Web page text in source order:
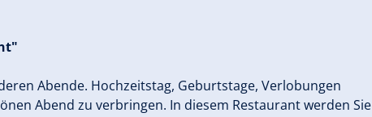
Abende. Hochzeitstag, Geburtstage, Verlobungen
Abend zu verbringen. In diesem Restaurant werden Sie